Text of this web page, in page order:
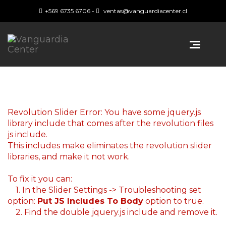
+569 6735 6706 - ventas@vanguardiacenter.cl
Revolution Slider Error: You have some jquery.js
library include that comes after the revolution files
js include.
This includes make eliminates the revolution slider
libraries, and make it not work.
To fix it you can:
1. In the Slider Settings -> Troubleshooting set
option: Put JS Includes To Body option to true.
2. Find the double jquery.js include and remove it.